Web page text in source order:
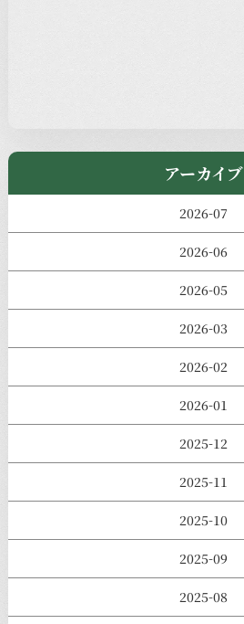
アーカイブ
2026-07
2026-06
2026-05
2026-03
2026-02
2026-01
2025-12
2025-11
2025-10
2025-09
2025-08